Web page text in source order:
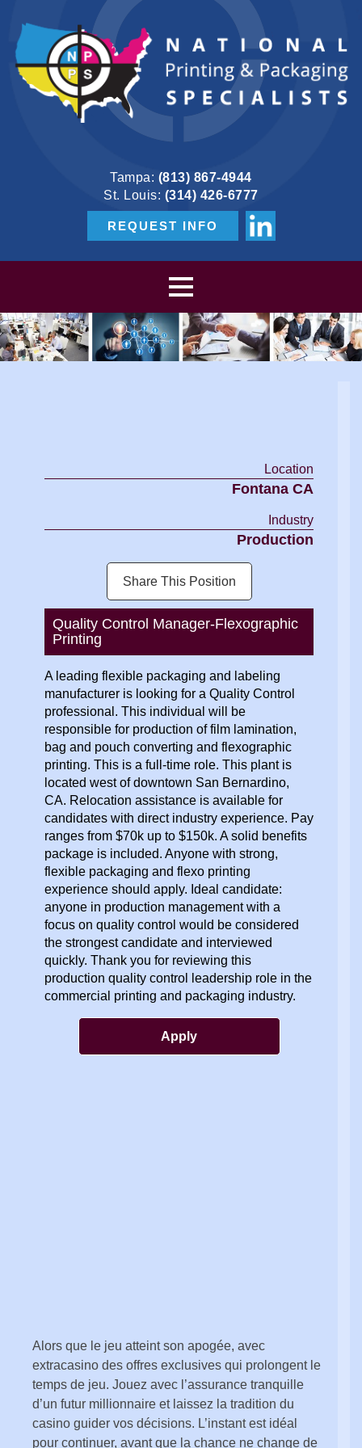
Tampa: (813) 867-4944
St. Louis: (314) 426-6777
REQUEST INFO
Alors que le jeu atteint son apogée, avec
extracasino des offres exclusives qui prolongent le
temps de jeu. Jouez avec l’assurance tranquille
d’un futur millionnaire et laissez la tradition du
casino guider vos décisions. L’instant est idéal
pour continuer, avant que la chance ne change de